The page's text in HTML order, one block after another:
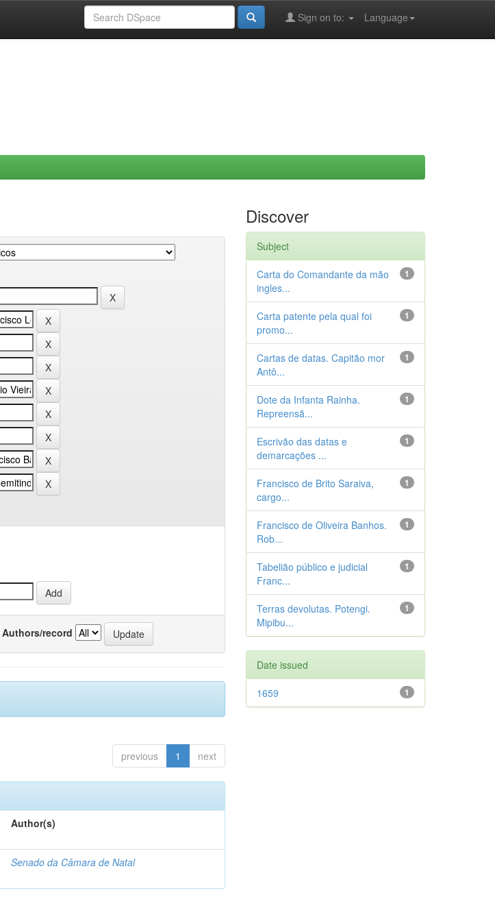
Language
Sign on to:
Authors/record
previous 1 next
Author(s)
Senado da Câmara de Natal
Discover
Subject
1
Carta do Comandante da mão
ingles...
1
Carta patente pela qual foi
promo...
1
Cartas de datas. Capitão mor
Antô...
1
Dote da Infanta Rainha.
Repreensã...
1
Escrivão das datas e
demarcações ...
1
Francisco de Brito Saraiva,
cargo...
1
Francisco de Oliveira Banhos.
Rob...
1
Tabelião público e judicial
Franc...
1
Terras devolutas. Potengi.
Mipibu...
Date issued
1
1659